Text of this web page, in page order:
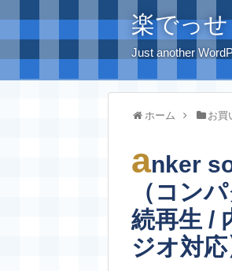
楽でっせ
Just another
ホーム お買
anker
（コン
続再生 /
ジオ対応